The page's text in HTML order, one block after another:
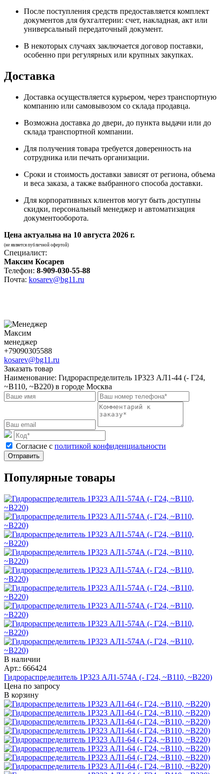
После поступления средств предоставляется комплект
документов для бухгалтерии: счет, накладная, акт или
универсальный передаточный документ.
В некоторых случаях заключается договор поставки,
особенно при регулярных или крупных закупках.
Доставка
Доставка осуществляется курьером, через транспортную
компанию или самовывозом со склада продавца.
Возможна доставка до двери, до пункта выдачи или до
склада транспортной компании.
Для получения товара требуется доверенность на
сотрудника или печать организации.
Сроки и стоимость доставки зависят от региона, объема
и веса заказа, а также выбранного способа доставки.
Для корпоративных клиентов могут быть доступны
скидки, персональный менеджер и автоматизация
документооборота.
Цена актуальна на 10 августа 2026 г.
(не является публичной офертой)
Специалист:
Максим Косарев
Телефон: 8-909-030-55-88
Почта: kosarev@bg11.ru
Максим
менеджер
+79090305588
kosarev@bg11.ru
Заказать товар
Наименование: Гидрораспределитель 1Р323 АЛ1-44 (- Г24,
~В110, ~В220) в городе Москва
Cогласие с политикой конфиденциальности
Отправить
Популярные товары
В наличии
Арт.: 666424
Гидрораспределитель 1Р323 АЛ1-574А (- Г24, ~В110, ~В220)
Цена по запросу
В корзину